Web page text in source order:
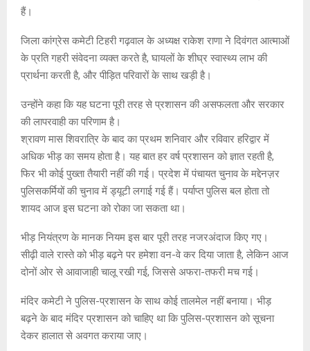
हैं।
जिला कांग्रेस कमेटी टिहरी गढ़वाल के अध्यक्ष राकेश राणा ने दिवंगत आत्माओं
के प्रति गहरी संवेदना व्यक्त करते है, घायलों के शीघ्र स्वास्थ्य लाभ की
प्रार्थना करती है, और पीड़ित परिवारों के साथ खड़ी है।
उन्होंने कहा कि यह घटना पूरी तरह से प्रशासन की असफलता और सरकार
की लापरवाही का परिणाम है।
श्रावण मास शिवरात्रि के बाद का प्रथम शनिवार और रविवार हरिद्वार में
अधिक भीड़ का समय होता है। यह बात हर वर्ष प्रशासन को ज्ञात रहती है,
फिर भी कोई पुख्ता तैयारी नहीं की गई। प्रदेश में पंचायत चुनाव के मद्देनज़र
पुलिसकर्मियों की चुनाव में ड्यूटी लगाई गई हैं। पर्याप्त पुलिस बल होता तो
शायद आज इस घटना को रोका जा सकता था।
भीड़ नियंत्रण के मानक नियम इस बार पूरी तरह नजरअंदाज किए गए।
सीढ़ी वाले रास्ते को भीड़ बढ़ने पर हमेशा वन-वे कर दिया जाता है, लेकिन आज
दोनों ओर से आवाजाही चालू रखी गई, जिससे अफरा-तफरी मच गई।
मंदिर कमेटी ने पुलिस-प्रशासन के साथ कोई तालमेल नहीं बनाया। भीड़
बढ़ने के बाद मंदिर प्रशासन को चाहिए था कि पुलिस-प्रशासन को सूचना
देकर हालात से अवगत कराया जाए।